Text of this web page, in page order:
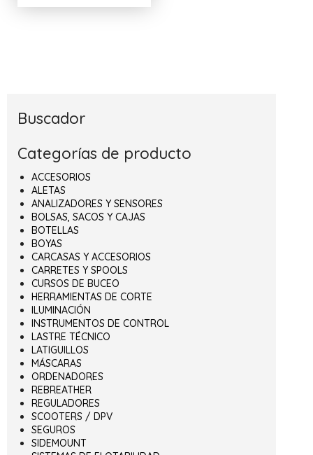
Buscador
Categorías de producto
ACCESORIOS
ALETAS
ANALIZADORES Y SENSORES
BOLSAS, SACOS Y CAJAS
BOTELLAS
BOYAS
CARCASAS Y ACCESORIOS
CARRETES Y SPOOLS
CURSOS DE BUCEO
HERRAMIENTAS DE CORTE
ILUMINACIÓN
INSTRUMENTOS DE CONTROL
LASTRE TÉCNICO
LATIGUILLOS
MÁSCARAS
ORDENADORES
REBREATHER
REGULADORES
SCOOTERS / DPV
SEGUROS
SIDEMOUNT